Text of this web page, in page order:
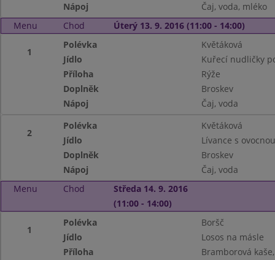
Nápoj
Čaj, voda, mléko
Menu
Chod Úterý 13. 9. 2016 (11:00 - 14:00)
1
Polévka
Květáková
Jídlo
Kuřecí nudličky
Příloha
Rýže
Doplněk
Broskev
Nápoj
Čaj, voda
2
Polévka
Květáková
Jídlo
Lívance s
Doplněk
Broskev
Nápoj
Čaj, voda
Menu
Chod
Středa 14. 9. 2016
(11:00 - 14:00)
1
Polévka
Boršč
Jídlo
Losos na másle
Příloha
Bramborová